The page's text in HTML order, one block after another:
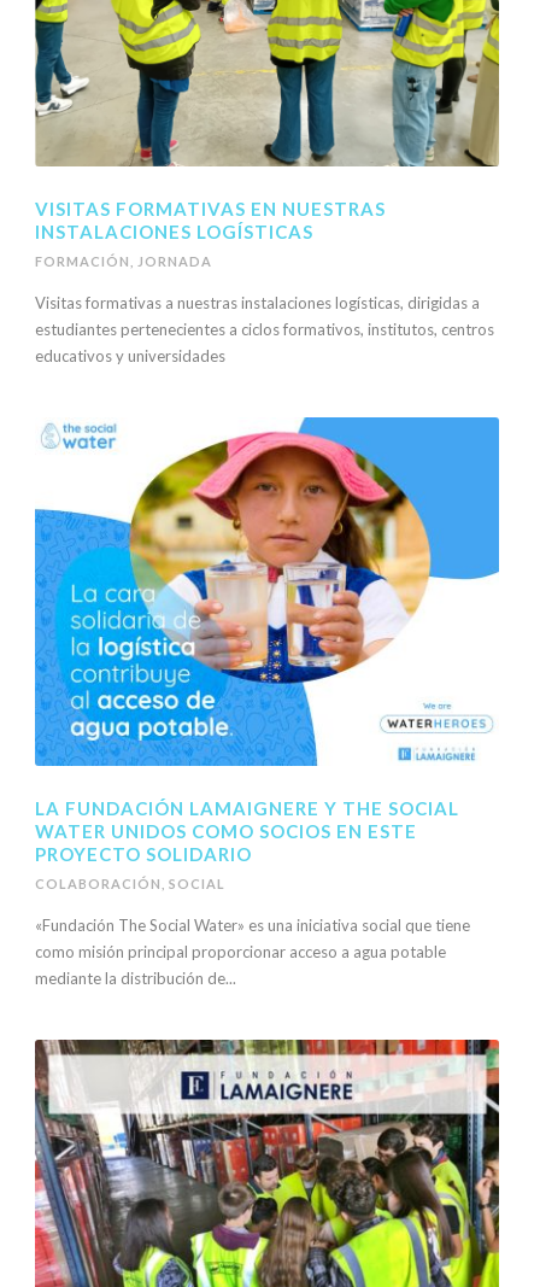
VISITAS FORMATIVAS EN NUESTRAS
INSTALACIONES LOGÍSTICAS
FORMACIÓN JORNADA
Visitas formativas a nuestras instalaciones logísticas, dirigidas a
estudiantes pertenecientes a ciclos formativos, institutos, centros
educativos y universidades
LA FUNDACIÓN LAMAIGNERE Y THE SOCIAL
WATER UNIDOS COMO SOCIOS EN ESTE
PROYECTO SOLIDARIO
COLABORACIÓN SOCIAL
«Fundación The Social Water» es una iniciativa social que tiene
como misión principal proporcionar acceso a agua potable
mediante la distribución de...